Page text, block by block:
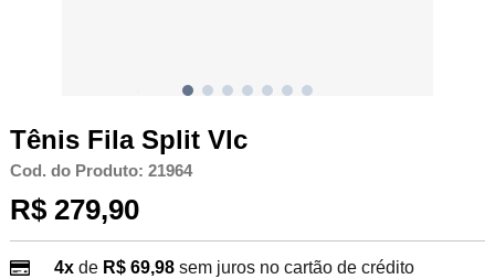
Tênis Fila Split Vlc
Cod. do Produto: 21964
R$ 279,90
4xde R$ 69,98 sem juros no cartão de crédito